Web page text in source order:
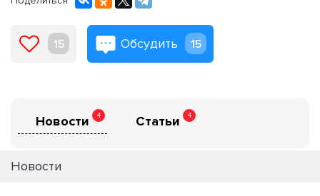
15 Обсудить 15
Новости 4 Статьи 4
Новости